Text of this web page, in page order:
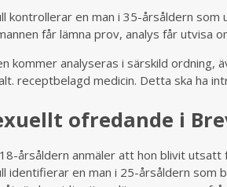
kontrollerar en man i 35-årsåldern
får lämna prov, analys får utvisa
kommer analyseras i särskild
receptbelagd medicin. Detta ska ha
ofredande i
18-årsåldern anmäler att hon blivit
identifierar en man i 25-årsåldern som